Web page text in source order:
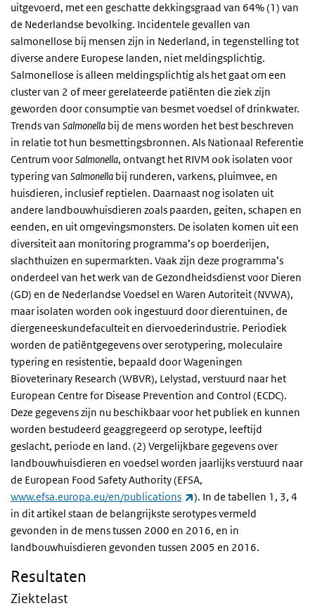
uitgevoerd, met een geschatte dekkingsgraad van 64% (1) van
de Nederlandse bevolking. Incidentele gevallen van
salmonellose bij mensen zijn in Nederland, in tegenstelling tot
diverse andere Europese landen, niet meldingsplichtig.
Salmonellose is alleen meldingsplichtig als het gaat om een
cluster van 2 of meer gerelateerde patiënten die ziek zijn
geworden door consumptie van besmet voedsel of drinkwater.
Trends van Salmonella bij de mens worden het best beschreven
in relatie tot hun besmettingsbronnen. Als Nationaal Referentie
Centrum voorSalmonella, ontvangt het RIVM ook isolaten voor
typering van Salmonella bij runderen, varkens, pluimvee, en
huisdieren, inclusief reptielen. Daarnaast nog isolaten uit
andere landbouwhuisdieren zoals paarden, geiten, schapen en
eenden, en uit omgevingsmonsters. De isolaten komen uit een
diversiteit aan monitoring programma’s op boerderijen,
slachthuizen en supermarkten. Vaak zijn deze programma’s
onderdeel van het werk van de Gezondheidsdienst voor Dieren
(GD) en de Nederlandse Voedsel en Waren Autoriteit (NVWA),
maar isolaten worden ook ingestuurd door dierentuinen, de
diergeneeskundefaculteit en diervoederindustrie. Periodiek
worden de patiëntgegevens over serotypering, moleculaire
typering en resistentie, bepaald door Wageningen
Bioveterinary Research (WBVR), Lelystad, verstuurd naar het
European Centre for Disease Prevention and Control (ECDC).
Deze gegevens zijn nu beschikbaar voor het publiek en kunnen
worden bestudeerd geaggregeerd op serotype, leeftijd
geslacht, periode en land. (2) Vergelijkbare gegevens over
landbouwhuisdieren en voedsel worden jaarlijks verstuurd naar
de European Food Safety Authority (EFSA,
www.efsa.europa.eu/en/publications
(externe link)
). In de tabellen 1, 3, 4
in dit artikel staan de belangrijkste serotypes vermeld
gevonden in de mens tussen 2000 en 2016, en in
landbouwhuisdieren gevonden tussen 2005 en 2016.
Resultaten
Ziektelast